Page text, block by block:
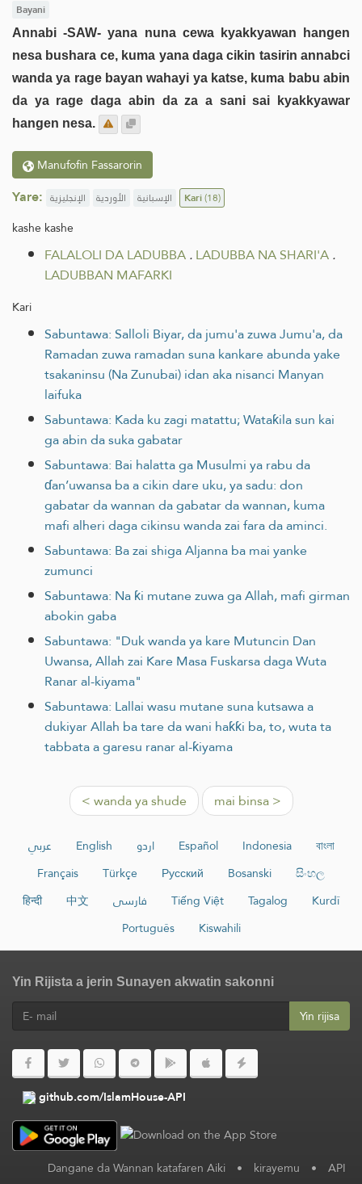
Bayani
Annabi -SAW- yana nuna cewa kyakkyawan hangen
nesa bushara ce, kuma yana daga cikin tasirin annabci
wanda ya rage bayan wahayi ya katse, kuma babu abin
da ya rage daga abin da za a sani sai kyakkyawar
hangen nesa.
Manufofin Fassarorin
Yare: الإنجليزية الأوردية الإسبانية Kari(18)
kashe kashe
FALALOLI DA LADUBBA.LADUBBA NA SHARI'A.
LADUBBAN MAFARKI
Kari
Sabuntawa: Salloli Biyar, da jumu'a zuwa Jumu'a, da
Ramadan zuwa ramadan suna kankare abunda yake
tsakaninsu (Na Zunubai) idan aka nisanci Manyan
laifuka
Sabuntawa: Kada ku zagi matattu; Wataƙila sun kai
ga abin da suka gabatar
Sabuntawa: Bai halatta ga Musulmi ya rabu da
ɗan’uwansa ba a cikin dare uku, ya sadu: don
gabatar da wannan da gabatar da wannan, kuma
mafi alheri daga cikinsu wanda zai fara da aminci.
Sabuntawa: Ba zai shiga Aljanna ba mai yanke
zumunci
Sabuntawa: Na ƙi mutane zuwa ga Allah, mafi girman
abokin gaba
Sabuntawa: "Duk wanda ya kare Mutuncin Dan
Uwansa, Allah zai Kare Masa Fuskarsa daga Wuta
Ranar al-kiyama"
Sabuntawa: Lallai wasu mutane suna kutsawa a
dukiyar Allah ba tare da wani haƙƙi ba, to, wuta ta
tabbata a garesu ranar al-ƙiyama
< wanda ya shude mai binsa >
عربي English اردو Español Indonesia
বাংলা
Français
Türkçe Русский Bosanski
සිංහල
हिन्दी
中文 فارسی Tiếng Việt Tagalog
Kurdî
Português
Kiswahili
Yin Rijista a jerin Sunayen akwatin sakonni
Yin rijisa
github.com/IslamHouse-API
Dangane da Wannan katafaren Aiki • kirayemu • API